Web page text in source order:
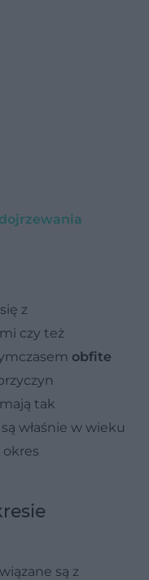
z
czy też
obfite
tak
właśnie w wieku
są z